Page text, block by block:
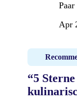
Paar
Apr
“5